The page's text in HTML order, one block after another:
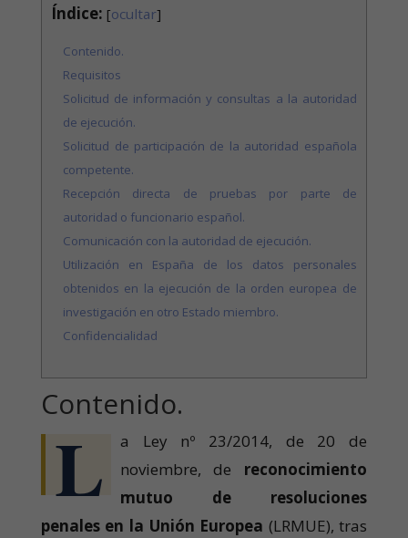
Índice: [ocultar]
Contenido.
Requisitos
Solicitud de información y consultas a la autoridad
de ejecución.
Solicitud de participación de la autoridad española
competente.
Recepción directa de pruebas por parte de
autoridad o funcionario español.
Comunicación con la autoridad de ejecución.
Utilización en España de los datos personales
obtenidos en la ejecución de la orden europea de
investigación en otro Estado miembro.
Confidencialidad
Contenido.
L
a Ley nº 23/2014, de 20 de
noviembre, de reconocimiento
mutuo de resoluciones
penales en la Unión Europea (LRMUE), tras